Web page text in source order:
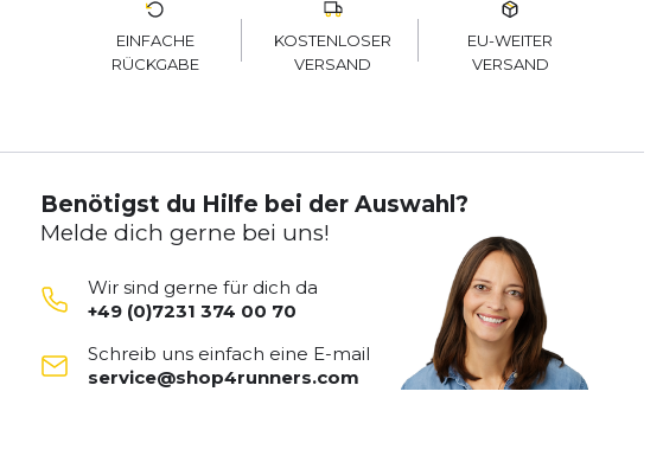
EINFACHE
RÜCKGABE
KOSTENLOSER
VERSAND
EU-WEITER
VERSAND
Benötigst du Hilfe bei der Auswahl?
Melde dich gerne bei uns!
Wir sind gerne für dich da
+49 (0)7231 374 00 70
Schreib uns einfach eine E-mail
service@shop4runners.com